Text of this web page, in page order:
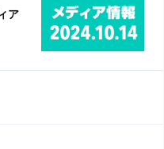
ア